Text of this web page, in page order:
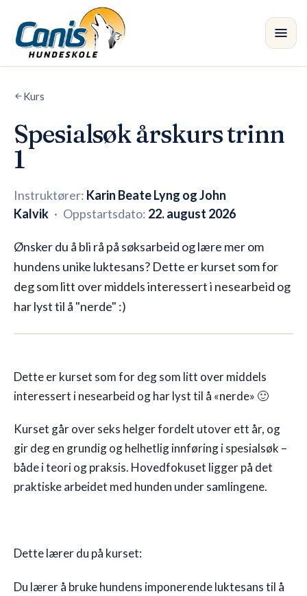
Skip to main content
Kurs
Avdelinger
Instruktører
Butikk
Blogg
🇳🇴
Kurs
Spesialsøk årskurs trinn
1
Instruktører: Karin Beate Lyng og John
Kalvik · Oppstartsdato: 22. august 2026
Ønsker du å bli rå på søksarbeid og lære mer om
hundens unike luktesans? Dette er kurset som for
deg som litt over middels interessert i nesearbeid og
har lyst til å "nerde" :)
Dette er kurset som for deg som litt over middels
interessert i nesearbeid og har lyst til å «nerde» 🙂
Kurset går over seks helger fordelt utover ett år, og
gir deg en grundig og helhetlig innføring i spesialsøk –
både i teori og praksis. Hovedfokuset ligger på det
praktiske arbeidet med hunden under samlingene.
Dette lærer du på kurset:
Du lærer å bruke hundens imponerende luktesans til å